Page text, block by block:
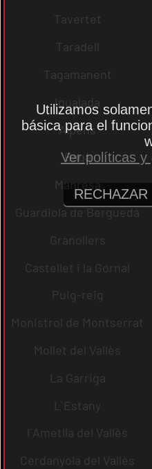
Tavertet
Taradell
Tagamanent
Igualada
Alpens
Bagà
Manresa
Guardiola de Berguedà
Granollers
Castellet i la Gornal
Puig-reig
Monistrol de Montserrat
Mollet del Vallès
La Garriga
L´Estany
l´Ametlla del Vallès
Cerdanyola del Vallès
Utilizamos
básica para el
Ver políticas y
RECHAZAR